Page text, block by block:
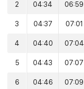
2 04:34 06:59
3 04:37 07:01
4 04:40 07:04
5 04:43 07:07
6 04:46 07:09